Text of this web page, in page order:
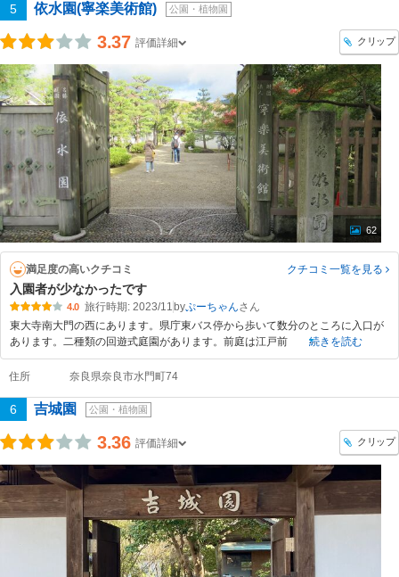
5 依水園(寧楽美術館) 公園・植物園
3.37 評価詳細 クリップ
62
満足度の高いクチコミ クチコミ一覧を見る
入園者が少なかったです
4.0 旅行時期: 2023/11 byぷーちゃん
東大寺南大門の西にあります。県庁東バス停から歩いて数分のところに入口が
あります。二種類の回遊式庭園があります。前庭は江戸前
続きを読む
住所 奈良県奈良市水門町74
6 吉城園 公園・植物園
3.36 評価詳細 クリップ